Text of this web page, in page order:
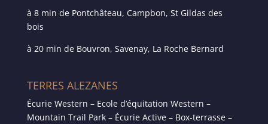
à 8 min de Pontchâteau, Campbon, St Gildas des
bois
à 20 min de Bouvron, Savenay, La Roche Bernard
TERRES ALEZANES
Écurie Western – Ecole d’équitation Western –
Mountain Trail Park – Écurie Active – Box-terrasse –